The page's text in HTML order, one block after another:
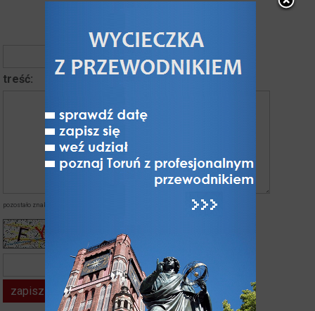
treść:
pozostało znaków:
kod z obrazka*